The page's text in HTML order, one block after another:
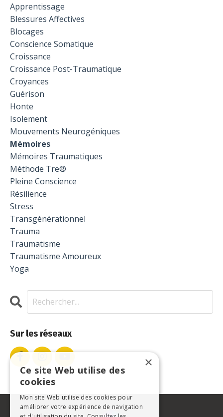
Apprentissage
Blessures Affectives
Blocages
Conscience Somatique
Croissance
Croissance Post-Traumatique
Croyances
Guérison
Honte
Isolement
Mouvements Neurogéniques
Mémoires
Mémoires Traumatiques
Méthode Tre®
Pleine Conscience
Résilience
Stress
Transgénérationnel
Trauma
Traumatisme
Traumatisme Amoureux
Yoga
Sur les réseaux
×
Ce site Web utilise des
cookies
Mon site Web utilise des cookies pour
améliorer votre expérience de navigation